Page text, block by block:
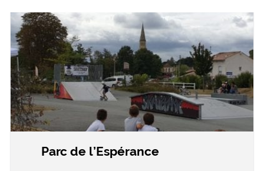
Parc de l’Espérance